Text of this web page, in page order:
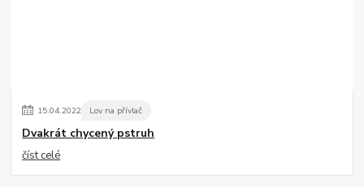
15.04.2022 Lov na přívlač
Dvakrát chycený pstruh
číst celé